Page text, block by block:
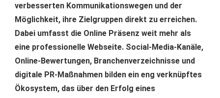
verbesserten Kommunikationswegen und der
Möglichkeit, ihre Zielgruppen direkt zu erreichen.
Dabei umfasst die Online Präsenz weit mehr als
eine professionelle Webseite. Social-Media-Kanäle,
Online-Bewertungen, Branchenverzeichnisse und
digitale PR-Maßnahmen bilden ein eng verknüpftes
Ökosystem, das über den Erfolg eines